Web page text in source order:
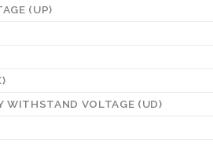
(UP)
WITHSTAND VOLTAGE (UD)